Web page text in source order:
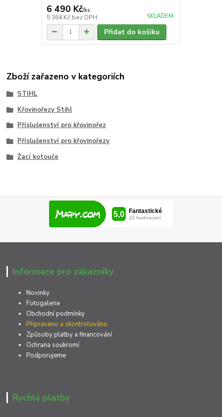
6 490 Kč/ks
5 364 Kč bez DPH SKLADEM
Přidat do košíku
Zboží zařazeno v kategoriích
STIHL
Křovinořezy Stihl
Příslušenství pro křovinořez
Příslušenství pro křovinořezy
Žací kotouče
Informace pro zákazníky
Novinky
Fotogalerie
Obchodní podmínky
Připraveno a zkontrolováno
Způsoby platby a financování
Ochrana soukromí
Podporujeme
Rychlé platby